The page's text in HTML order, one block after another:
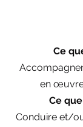
Ce
en
Ce
Conduire et/